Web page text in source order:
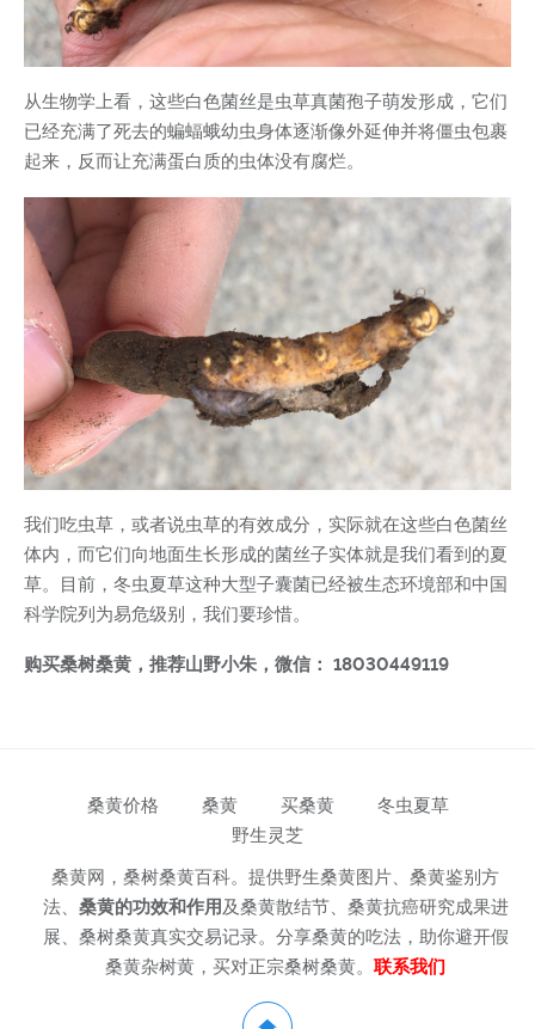
从生物学上看，这些白色菌丝是虫草真菌孢子萌发形成，它们
已经充满了死去的蝙蝠蛾幼虫身体逐渐像外延伸并将僵虫包裹
起来，反而让充满蛋白质的虫体没有腐烂。
我们吃虫草，或者说虫草的有效成分，实际就在这些白色菌丝
体内，而它们向地面生长形成的菌丝子实体就是我们看到的夏
草。目前，冬虫夏草这种大型子囊菌已经被生态环境部和中国
科学院列为易危级别，我们要珍惜。
购买桑树桑黄，推荐山野小朱，微信： 18030449119
桑黄价格 桑黄 买桑黄
冬虫夏草
野生灵芝
桑黄网，桑树桑黄百科。提供野生桑黄图片、桑黄鉴别方
法、 桑黄的功效和作用及桑黄散结节、桑黄抗癌研究成果进
展、桑树桑黄真实交易记录。分享桑黄的吃法，助你避开假
桑黄杂树黄，买对正宗桑树桑黄。 联系我们